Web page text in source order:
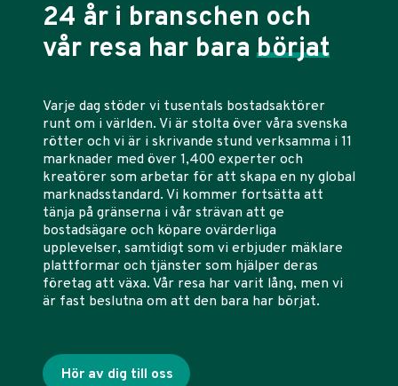
24 år i branschen och
vår resa har bara börjat
Varje dag stöder vi tusentals bostadsaktörer
runt om i världen. Vi är stolta över våra svenska
rötter och vi är i skrivande stund verksamma i 11
marknader med över 1,400 experter och
kreatörer som arbetar för att skapa en ny global
marknadsstandard. Vi kommer fortsätta att
tänja på gränserna i vår strävan att ge
bostadsägare och köpare ovärderliga
upplevelser, samtidigt som vi erbjuder mäklare
plattformar och tjänster som hjälper deras
företag att växa. Vår resa har varit lång, men vi
är fast beslutna om att den bara har börjat.
Hör av dig till oss